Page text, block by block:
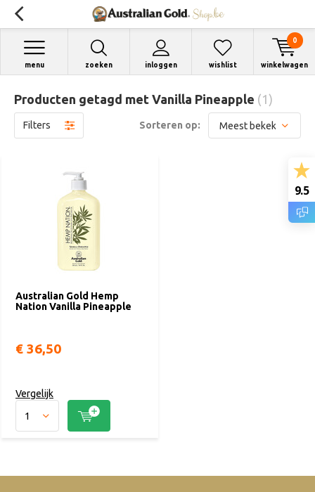
zoeken inloggen
menu wishlist winkelwagen
0
Producten getagd met Vanilla Pineapple (1)
Filters Sorteren op:
Australian Gold Hemp
Nation Vanilla Pineapple
€ 36,50
Vergelijk
9.5